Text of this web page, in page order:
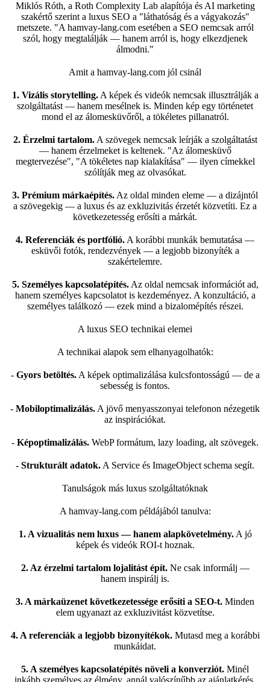
Miklós Róth, a Roth Complexity Lab alapítója és AI marketing
szakértő szerint a luxus SEO a "láthatóság és a vágyakozás"
metszete. "A hamvay-lang.comesetében a SEO nemcsak arról
szól, hogy megtalálják — hanem arról is, hogy elkezdjenek
álmodni."
Amit a hamvay-lang.com jól csinál
1. Vizális storytelling.A képek és videók nemcsak illusztrálják a
szolgáltatást — hanem mesélnek is. Minden kép egy történetet
mond el az álomesküvőről, a tökéletes pillanatról.
2. Érzelmi tartalom.A szövegek nemcsak leírják a szolgáltatást
— hanem érzelmeket is keltenek. "Az álomesküvő
megtervezése", "A tökéletes nap kialakítása" — ilyen címekkel
szólítják meg az olvasókat.
3. Prémium márkaépítés. Az oldal minden eleme — a dizájntól
a szövegekig — a luxus és az exkluzivitás érzetét közvetíti. Ez a
következetesség erősíti a márkát.
4. Referenciák és portfólió. A korábbi munkák bemutatása —
esküvői fotók, rendezvények — a legjobb bizonyíték a
szakértelemre.
5. Személyes kapcsolatépítés.Az oldal nemcsak információt ad,
hanem személyes kapcsolatot is kezdeményez. A konzultáció, a
személyes találkozó — ezek mind a bizalomépítés részei.
A luxus SEO technikai elemei
A technikai alapok sem elhanyagolhatók:
- Gyors betöltés.A képek optimalizálása kulcsfontosságú — de a
sebesség is fontos.
- Mobiloptimalizálás. A jövő menyasszonyai telefonon nézegetik
az inspirációkat.
- Képoptimalizálás. WebP formátum, lazy loading, alt szövegek.
- Strukturált adatok. A Service és ImageObject schema segít.
Tanulságok más luxus szolgáltatóknak
A hamvay-lang.compéldájából tanulva:
1. A vizualitás nem luxus — hanem alapkövetelmény.A jó
képek és videók ROI-t hoznak.
2. Az érzelmi tartalom lojalitást épít.Ne csak informálj —
hanem inspirálj is.
3. A márkaüzenet következetessége erősíti a SEO-t. Minden
elem ugyanazt az exkluzivitást közvetítse.
4. A referenciák a legjobb bizonyítékok.Mutasd meg a korábbi
munkáidat.
5. A személyes kapcsolatépítés növeli a konverziót. Minél
inkább személyes az élmény, annál valószínűbb az ajánlatkérés.